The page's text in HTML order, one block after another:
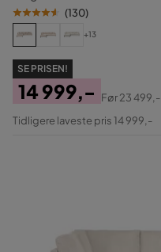
(130)
+13
SE PRISEN!
Pris
14 999,-
Original
Før23 499,-
Tidligere laveste pris 14 999,-